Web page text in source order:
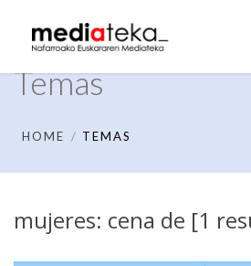
Temas
HOME TEMAS
mujeres: cena de [1